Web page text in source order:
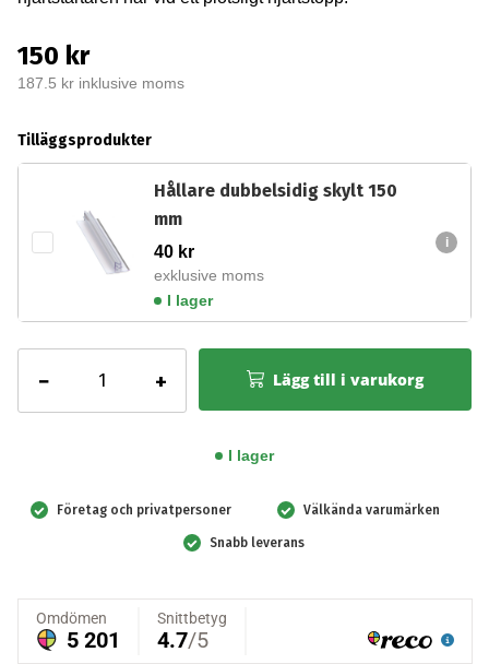
150 kr
187.5 kr inklusive moms
Tilläggsprodukter
Hållare dubbelsidig skylt 150
mm
40 kr
exklusive moms
I lager
−
AED/Hjärtstartare
text)
+ Lägg till i varukorg
I lager
Företag och privatpersoner Välkända varumärken
Snabb leverans